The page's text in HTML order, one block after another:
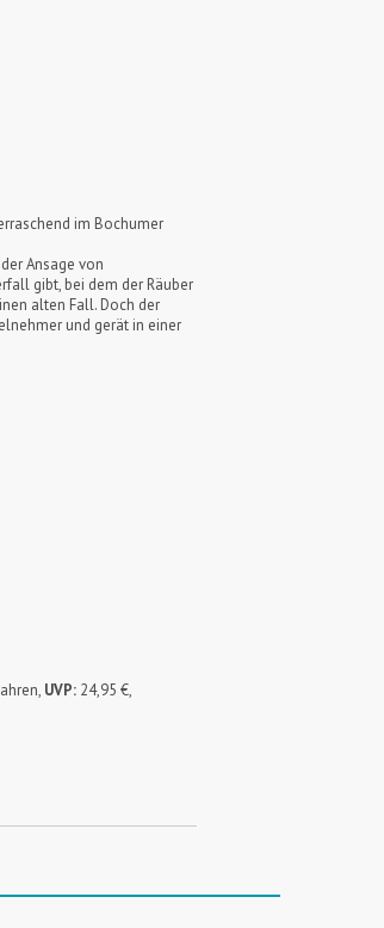
im Bochumer
Ansage von
gibt, bei dem der Räuber
alten Fall. Doch der
und gerät in einer
UVP: 24,95 €,